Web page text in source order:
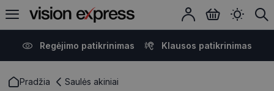
Regėjimo patikrinimas Klausos patikrinimas
Pradžia Saulės akiniai